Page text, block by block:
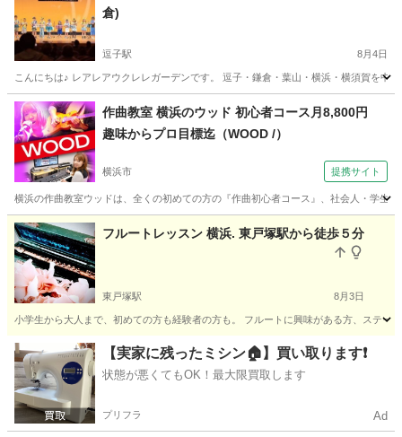
倉)
逗子駅 8月4日
こんにちは♪ レアレアウクレレガーデンです。 逗子・鎌倉・葉山・横浜・横須賀を
神奈川 逗子市 逗子駅 ウクレレ 葉山
作曲教室 横浜のウッド 初心者コース月8,800円
趣味からプロ目標迄（WOOD /）
横浜市 提携サイト
横浜の作曲教室ウッドは、全くの初めての方の『作曲初心者コース』、社会人・学生
神奈川 横浜市 その他 フルートレッスン 横浜. 東戸塚駅から徒歩５分
東戸塚駅 8月3日
小学生から大人まで、初めての方も経験者の方も。 フルートに興味がある方、ステ
横浜市 東戸塚駅 フルート 大人
【実家に残ったミシン🏠】買い取ります❗️
状態が悪くてもOK！最大限買取します
プリフラ Ad